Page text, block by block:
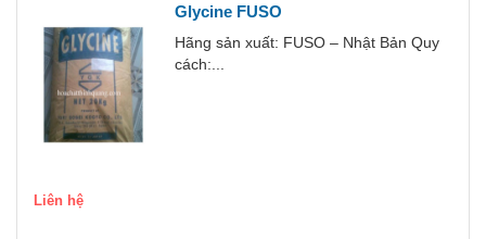
Glycine FUSO
Hãng sản xuất: FUSO – Nhật Bản Quy
cách:...
Liên hệ